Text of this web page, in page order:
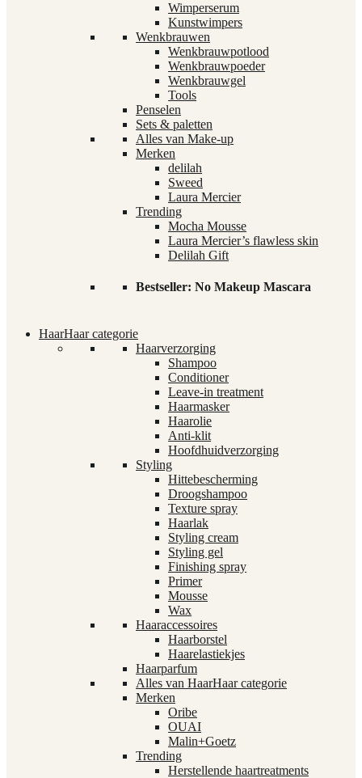
Wimperserum
Kunstwimpers
Wenkbrauwen
Wenkbrauwpotlood
Wenkbrauwpoeder
Wenkbrauwgel
Tools
Penselen
Sets & paletten
Alles van Make-up
Merken
delilah
Sweed
Laura Mercier
Trending
Mocha Mousse
Laura Mercier’s flawless skin
Delilah Gift
Bestseller: No Makeup Mascara
HaarHaar categorie
Haarverzorging
Shampoo
Conditioner
Leave-in treatment
Haarmasker
Haarolie
Anti-klit
Hoofdhuidverzorging
Styling
Hittebescherming
Droogshampoo
Texture spray
Haarlak
Styling cream
Styling gel
Finishing spray
Primer
Mousse
Wax
Haaraccessoires
Haarborstel
Haarelastiekjes
Haarparfum
Alles van HaarHaar categorie
Merken
Oribe
OUAI
Malin+Goetz
Trending
Herstellende haartreatments